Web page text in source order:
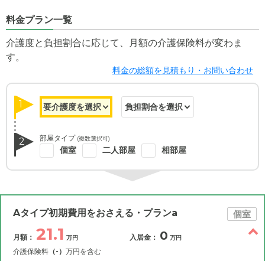
料金プラン一覧
介護度と負担割合に応じて、月額の介護保険料が変わま
す。
料金の総額を見積もり・お問い合わせ
1
2 部屋タイプ (複数選択可)
個室 二人部屋 相部屋
Aタイプ初期費用をおさえる・プランa 個室
月額： 21.1 万円
介護保険料 （-） 万円を含む
入居金： 0 万円